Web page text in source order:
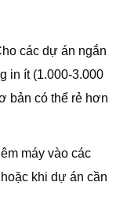
các dự án ngắn
in ít (1.000-3.000
bản có thể rẻ hơn
máy vào các
khi dự án cần